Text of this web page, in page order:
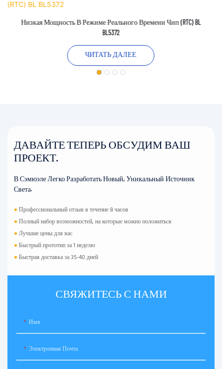
Низкая Мощность В Режиме Реального Времени Чип (RTC) BL
BL5372
ЧИТАТЬ ДАЛЕЕ
ДАВАЙТЕ ТЕПЕРЬ ОБСУДИМ ВАШ
ПРОЕКТ.
В Сэмюэле Легко Разработать Новый, Уникальный Источник
Света.
●Профессиональный отзыв в течение 8 часов
●Полный набор возможностей, на которые можно положиться
●Лучшие цены для вас
●Быстрый прототип за 1 неделю
●Быстрая доставка за 35-40 дней
СВЯЖИТЕСЬ С НАМИ
Имя
Электронная Почта